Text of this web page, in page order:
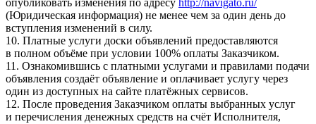
(Юридическая информация) не менее чем за один день до
вступления изменений в силу.
10. Платные услуги доски объявлений предоставляются
в полном объёме при условии 100% оплаты Заказчиком.
11. Ознакомившись с платными услугами и правилами подачи
объявления создаёт объявление и оплачивает услугу через
один из доступных на сайте платёжных сервисов.
12. После проведения Заказчиком оплаты выбранных услуг
и перечисления денежных средств на счёт Исполнителя,